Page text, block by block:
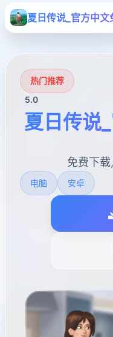
夏日传说_官方中文
热门推荐
5.0
夏日传说
免费下
电脑 安卓